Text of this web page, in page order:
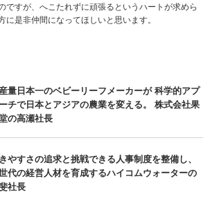
ですが、へこたれずに頑張るというハートが求めら
に是非仲間になってほしいと思います。
量日本一のベビーリーフメーカーが 科学的アプ
チで日本とアジアの農業を変える。 株式会社果
の高瀬社長
やすさの追求と挑戦できる人事制度を整備し、
代の経営人材を育成するハイコムウォーターの
社長